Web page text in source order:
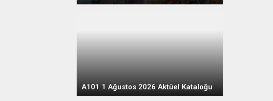
A101 1 Ağustos 2026 Aktüel Kataloğu